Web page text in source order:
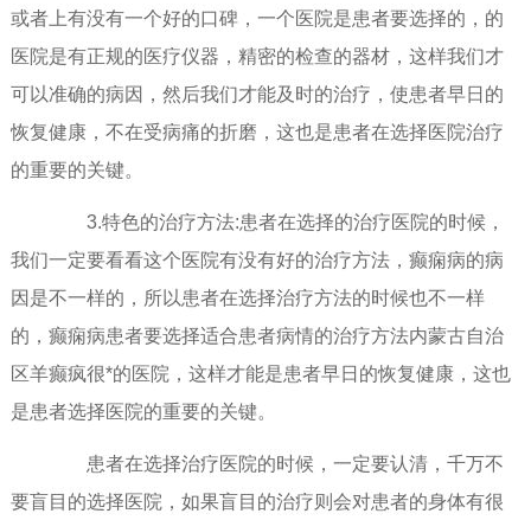
或者上有没有一个好的口碑，一个医院是患者要选择的，的
医院是有正规的医疗仪器，精密的检查的器材，这样我们才
可以准确的病因，然后我们才能及时的治疗，使患者早日的
恢复健康，不在受病痛的折磨，这也是患者在选择医院治疗
的重要的关键。
3.特色的治疗方法:患者在选择的治疗医院的时候，
我们一定要看看这个医院有没有好的治疗方法，癫痫病的病
因是不一样的，所以患者在选择治疗方法的时候也不一样
的，癫痫病患者要选择适合患者病情的治疗方法内蒙古自治
区羊癫疯很*的医院，这样才能是患者早日的恢复健康，这也
是患者选择医院的重要的关键。
患者在选择治疗医院的时候，一定要认清，千万不
要盲目的选择医院，如果盲目的治疗则会对患者的身体有很